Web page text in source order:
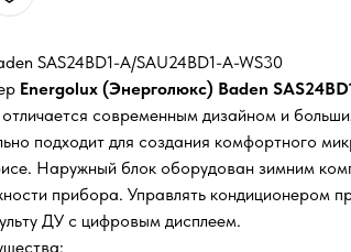
SAS24BD1-A/SAU24BD1-A-WS30
Energolux (Энерголюкс) Baden
отличается современным дизайном и
подходит для создания комфортного
Наружный блок оборудован зимним
прибора. Управлять кондиционером
ДУ с цифровым дисплеем.